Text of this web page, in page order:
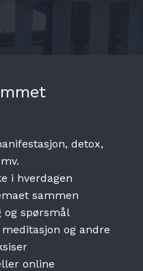
detox,
i hverdagen
sammen
og spørsmål
og andre
online